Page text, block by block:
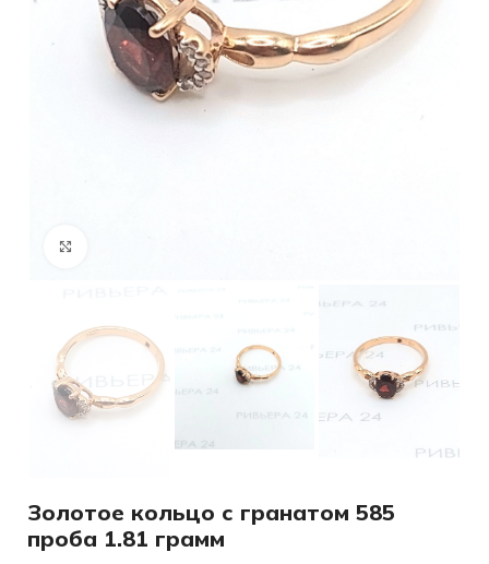
Золотое кольцо с гранатом 585
проба 1.81 грамм